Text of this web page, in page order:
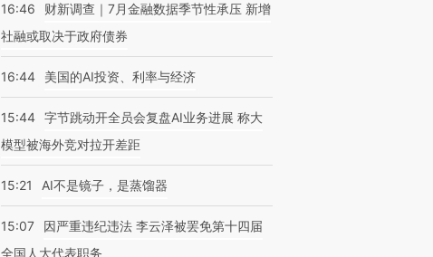
16:46
财新调查｜7月金融数据季节性承压 新增
社融或取决于政府债券
16:44 美国的AI投资、利率与经济
15:44 字节跳动开全员会复盘AI业务进展 称大
模型被海外竞对拉开差距
15:21 AI不是镜子，是蒸馏器
15:07
因严重违纪违法 李云泽被罢免第十四届
全国人大代表职务